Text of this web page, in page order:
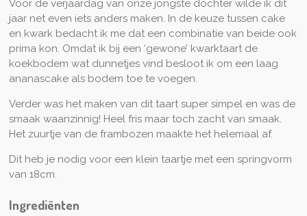
Voor de verjaardag van onze jongste dochter wilde ik dit
jaar net even iets anders maken. In de keuze tussen cake
en kwark bedacht ik me dat een combinatie van beide ook
prima kon. Omdat ik bij een ‘gewone’ kwarktaart de
koekbodem wat dunnetjes vind besloot ik om een laag
ananascake als bodem toe te voegen.
Verder was het maken van dit taart super simpel en was de
smaak waanzinnig! Heel fris maar toch zacht van smaak.
Het zuurtje van de frambozen maakte het helemaal af.
Dit heb je nodig voor een klein taartje met een springvorm
van 18cm.
Ingrediënten